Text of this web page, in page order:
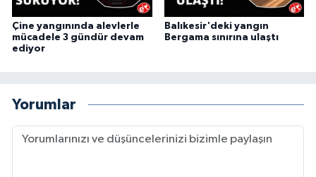
Çine yangınında alevlerle
mücadele 3 gündür devam
ediyor
Balıkesir'deki yangın
Bergama sınırına ulaştı
Yorumlar